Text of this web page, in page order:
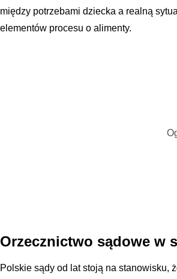
między potrzebami dziecka a realną
elementów procesu o alimenty.
Orzecznictwo sądowe w
Polskie sądy od lat stoją na stanowisku,